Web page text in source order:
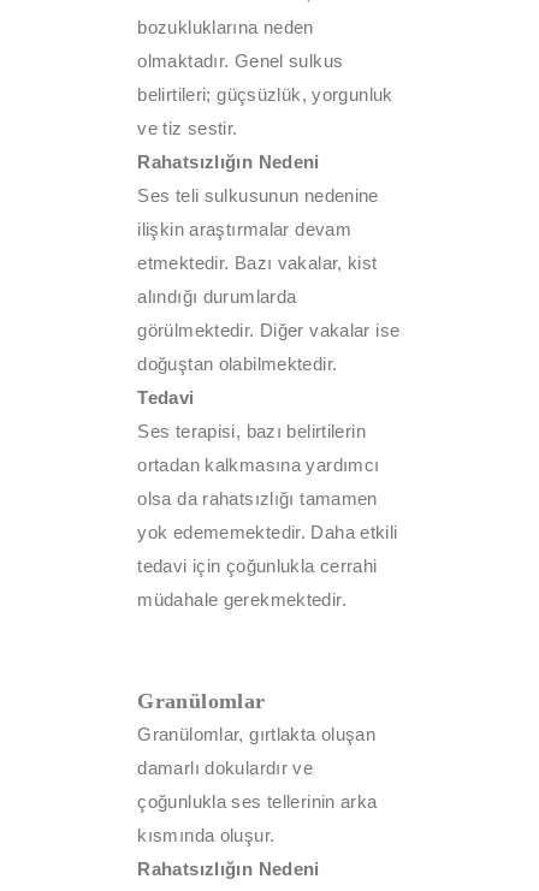
bozukluklarına neden
olmaktadır. Genel sulkus
belirtileri; güçsüzlük, yorgunluk
ve tiz sestir.
Rahatsızlığın Nedeni
Ses teli sulkusunun nedenine
ilişkin araştırmalar devam
etmektedir. Bazı vakalar, kist
alındığı durumlarda
görülmektedir. Diğer vakalar ise
doğuştan olabilmektedir.
Tedavi
Ses terapisi, bazı belirtilerin
ortadan kalkmasına yardımcı
olsa da rahatsızlığı tamamen
yok edememektedir. Daha etkili
tedavi için çoğunlukla cerrahi
müdahale gerekmektedir.
Granülomlar
Granülomlar, gırtlakta oluşan
damarlı dokulardır ve
çoğunlukla ses tellerinin arka
kısmında oluşur.
Rahatsızlığın Nedeni